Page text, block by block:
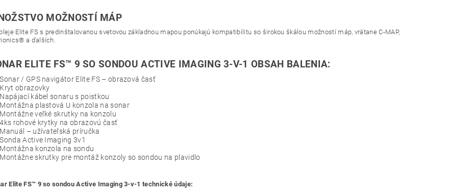
MOŽNOSTÍ MÁP
Elite FS s predinštalovanou svetovou základnou mapou ponúkajú kompatibilitu so širokou škálou možností máp, vrátane C-MAP,
a ďalších.
ELITE FS™ 9 SO SONDOU ACTIVE IMAGING 3-V-1 OBSAH BALENIA:
Sonar / GPS navigátor Elite FS – obrazová časť
Kryt obrazovky
Napájací kábel sonaru s poistkou
Montážna plastová U konzola na sonar
Montážne veľké skrutky na konzolu
4ks rohové krytky na obrazovú časť
Manuál – užívateľská príručka
Sonda Active Imaging 3v1
Montážna konzola na sondu
Montážne skrutky pre montáž konzoly so sondou na plavidlo
Elite FS™ 9 so sondou Active Imaging 3-v-1 technické údaje: